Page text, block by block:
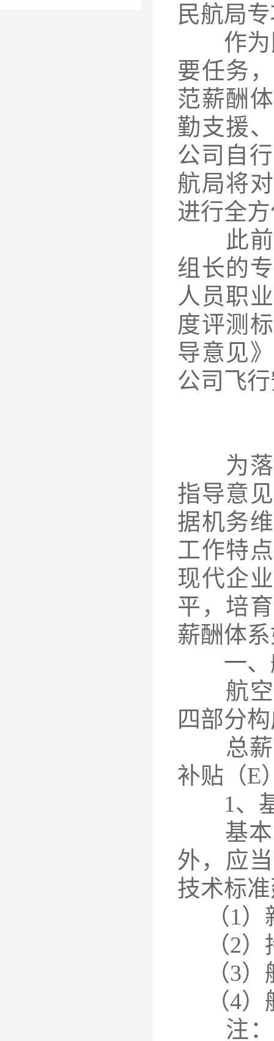
民航局
作为民
要任务
范薪酬
勤支援
公司自
航局将
进行全
此前
组长的
人员职
度评测
导意见
公司飞
为落
指导意
据机务
工作特
现代企
平，培
薪酬体
一、
航空
四部分
总薪
补贴（E
1、基
基本工
外，应
技术标
（1）
（2）
（3）
（4）
注：